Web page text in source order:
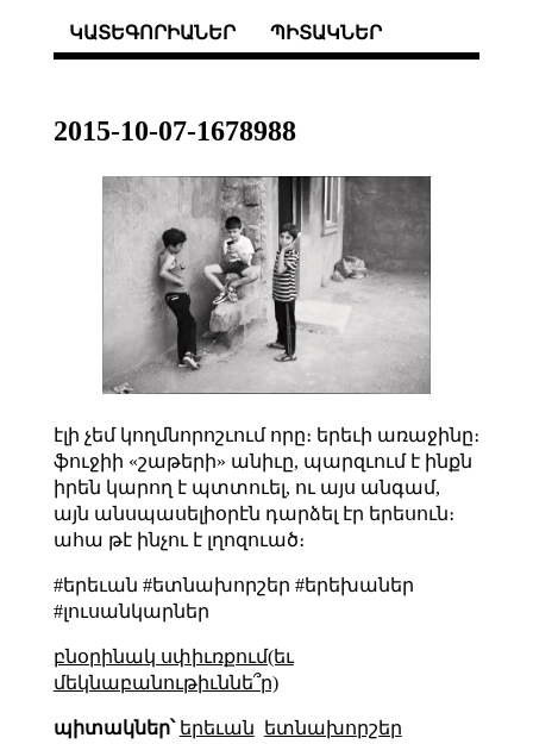
ԿԱՏԵԳՈՐԻԱՆԵՐ ՊԻՏԱԿՆԵՐ
2015-10-07-1678988
էլի չեմ կողմնորոշւում որը։ երեւի առաջինը։
ֆուջիի «շաթերի» անիւը, պարզւում է ինքն
իրեն կարող է պտտուել, ու այս անգամ,
այն անսպասելիօրէն դարձել էր երեսուն։
ահա թէ ինչու է լղոզուած։
#երեւան #ետնախորշեր #երեխաներ
#լուսանկարներ
բնօրինակ սփիւռքում(եւ
մեկնաբանութիւննե՞ր)
պիտակներ՝ երեւան ետնախորշեր